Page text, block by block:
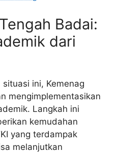
Badai:
dari
ini, Kemenag
mengimplementasikan
Langkah ini
kemudahan
yang terdampak
melanjutkan